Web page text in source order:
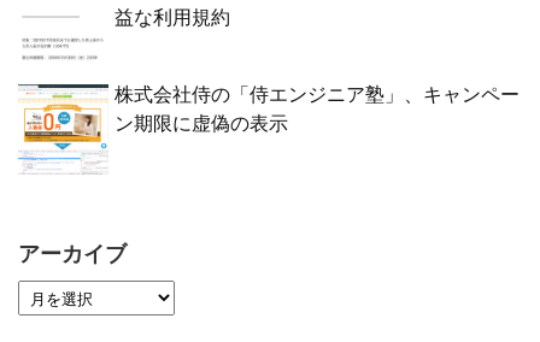
益な利用規約
株式会社侍の「侍エンジニア塾」、キャンペー
ン期限に虚偽の表示
アーカイブ